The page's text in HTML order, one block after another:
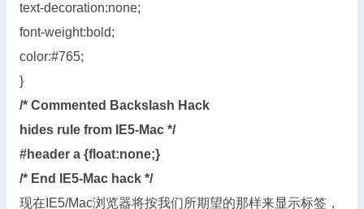
text-decoration:none;
font-weight:bold;
color:#765;
}
/* Commented Backslash Hack
hides rule from IE5-Mac */
#header a {float:none;}
/* End IE5-Mac hack */
现在IE5/Mac浏览器将按我们所期望的那样来显示标签，